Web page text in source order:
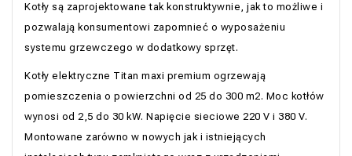
Kotły są zaprojektowane tak konstruktywnie, jak to możliwe i
pozwalają konsumentowi zapomnieć o wyposażeniu
systemu grzewczego w dodatkowy sprzęt.
Kotły elektryczne Titan maxi premium ogrzewają
pomieszczenia o powierzchni od 25 do 300 m2. Moc kotłów
wynosi od 2,5 do 30 kW. Napięcie sieciowe 220 V i 380 V.
Montowane zarówno w nowych jak i istniejących